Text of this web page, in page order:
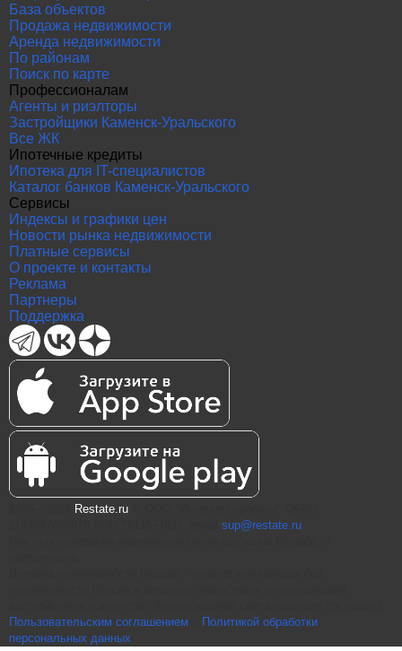
База объектов
Продажа недвижимости
Аренда недвижимости
По районам
Поиск по карте
Профессионалам
Агенты и риэлторы
Застройщики Каменск-Уральского
Все ЖК
Ипотечные кредиты
Ипотека для IT-специалистов
Каталог банков Каменск-Уральского
Сервисы
Индексы и графики цен
Новости рынка недвижимости
Платные сервисы
О проекте и контакты
Реклама
Партнеры
Поддержка
Restate.ru
sup@restate.ru
Пользовательским соглашением
Политикой обработки
персональных данных